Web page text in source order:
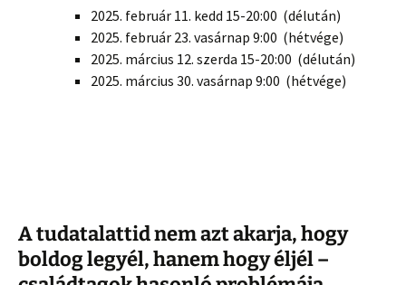
2025. február 11. kedd 15-20:00 (délután)
2025. február 23. vasárnap 9:00 (hétvége)
2025. március 12. szerda 15-20:00 (délután)
2025. március 30. vasárnap 9:00 (hétvége)
A tudatalattid nem azt akarja, hogy
boldog legyél, hanem hogy éljél –